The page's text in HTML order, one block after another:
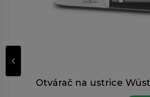
Otvárač na ustrice